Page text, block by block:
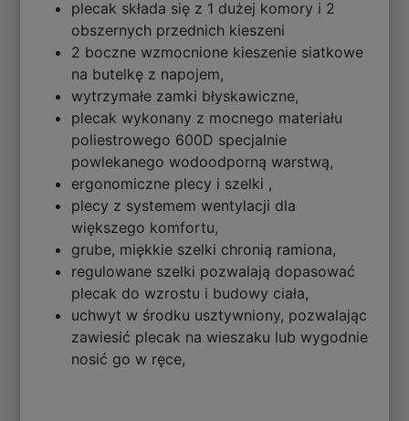
plecak składa się z 1 dużej komory i 2
obszernych przednich kieszeni
2 boczne wzmocnione kieszenie siatkowe
na butelkę z napojem,
wytrzymałe zamki błyskawiczne,
plecak wykonany z mocnego materiału
poliestrowego 600D specjalnie
powlekanego wodoodporną warstwą,
ergonomiczne plecy i szelki ,
plecy z systemem wentylacji dla
większego komfortu,
grube, miękkie szelki chronią ramiona,
regulowane szelki pozwalają dopasować
plecak do wzrostu i budowy ciała,
uchwyt w środku usztywniony, pozwalając
zawiesić plecak na wieszaku lub wygodnie
nosić go w ręce,